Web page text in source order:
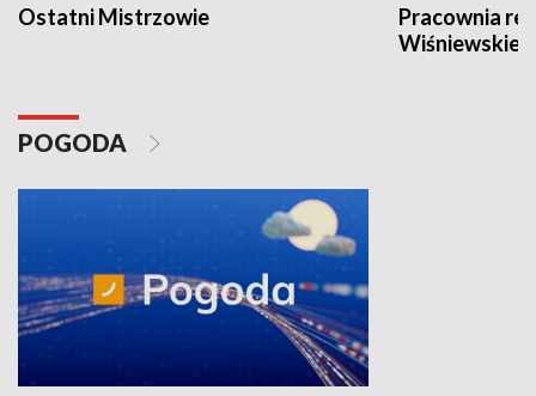
Ostatni Mistrzowie
Pracownia
POGODA